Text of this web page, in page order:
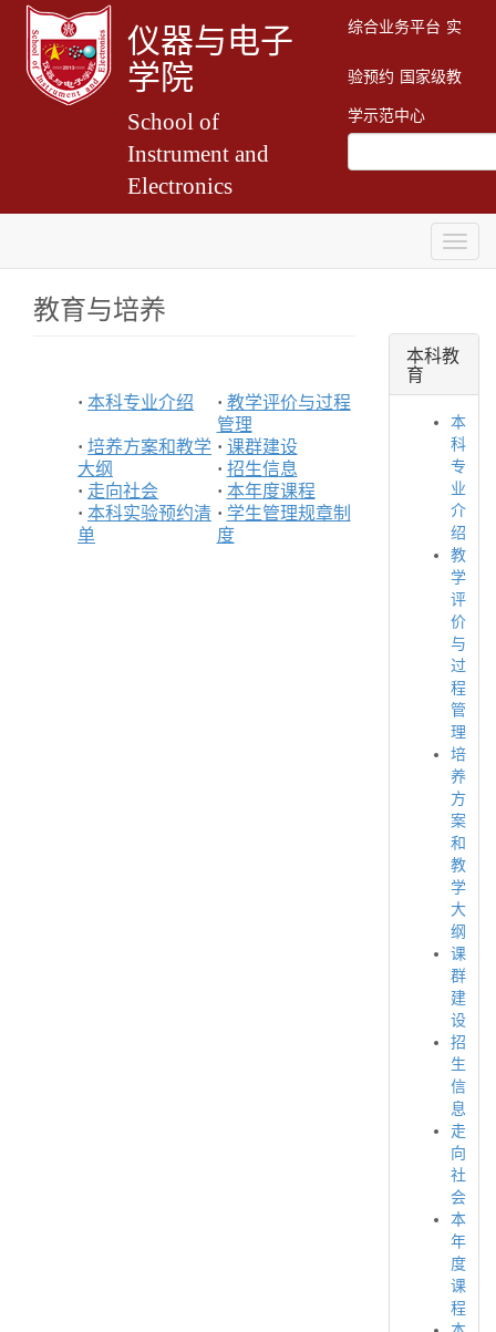
仪器与电子
学院
School of
Instrument and
Electronics
综合业务平台 实
验预约 国家级教
学示范中心
教育与培养
· 本科专业介绍 · 教学评价与过程
管理
· 培养方案和教学
大纲
· 课群建设
· 招生信息
· 走向社会 · 本年度课程
· 本科实验预约清
单
· 学生管理规章制
度
本科教
育
本
科
专
业
介
绍
教
学
评
价
与
过
程
管
理
培
养
方
案
和
教
学
大
纲
课
群
建
设
招
生
信
息
走
向
社
会
本
年
度
课
程